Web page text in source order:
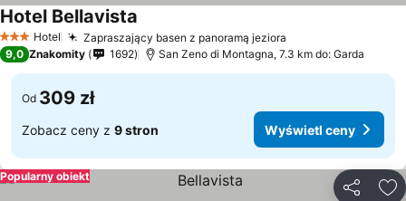
3 Kategoria
Hotel Zapraszający basen z panoramą jeziora
Hotel Bellavista
9,0 Znakomity 1692 San Zeno di Montagna, 7.3 km do: Garda
Od 309 zł
Zobacz ceny z 9 stron Wyświetl ceny
Popularny obiekt